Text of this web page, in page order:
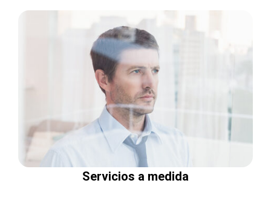
Servicios a medida